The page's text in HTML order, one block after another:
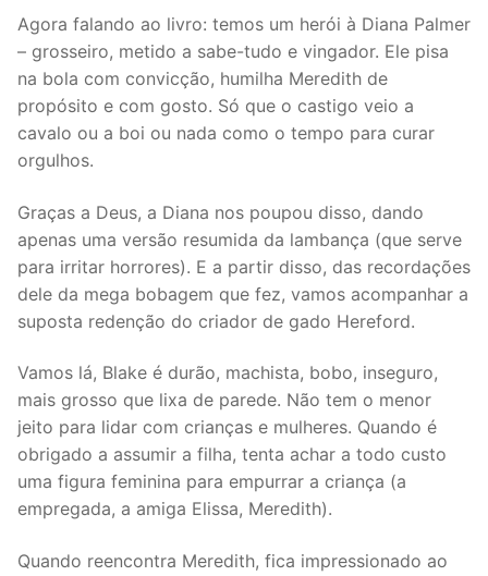
Agora falando ao livro: temos um herói à Diana Palmer
– grosseiro, metido a sabe-tudo e vingador. Ele pisa
na bola com convicção, humilha Meredith de
propósito e com gosto. Só que o castigo veio a
cavalo ou a boi ou nada como o tempo para curar
orgulhos.
Graças a Deus, a Diana nos poupou disso, dando
apenas uma versão resumida da lambança (que serve
para irritar horrores). E a partir disso, das recordações
dele da mega bobagem que fez, vamos acompanhar a
suposta redenção do criador de gado Hereford.
Vamos lá, Blake é durão, machista, bobo, inseguro,
mais grosso que lixa de parede. Não tem o menor
jeito para lidar com crianças e mulheres. Quando é
obrigado a assumir a filha, tenta achar a todo custo
uma figura feminina para empurrar a criança (a
empregada, a amiga Elissa, Meredith).
Quando reencontra Meredith, fica impressionado ao